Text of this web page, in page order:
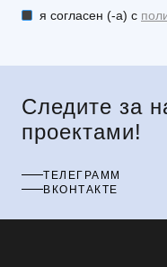
я согласен (-а) с
Следите за
проектами!
ТЕЛЕГРАММ
ВКОНТАКТЕ